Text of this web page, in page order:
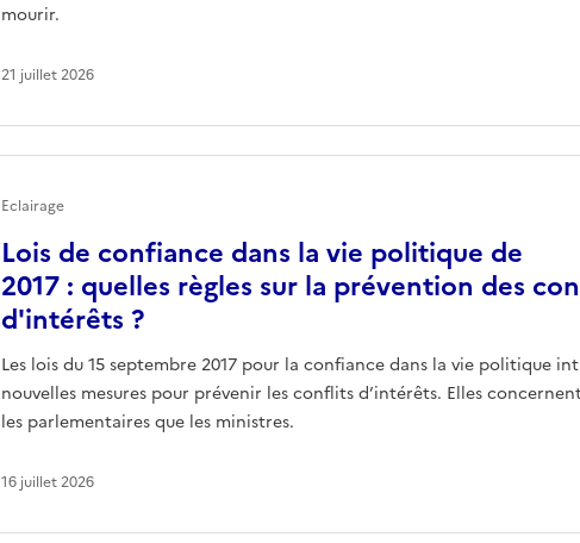
mourir.
21 juillet 2026
Lois de confiance dans la vie politique de
2017 : quelles règles sur la prévention des
d'intérêts ?
Les lois du 15 septembre 2017 pour la confiance dans la vie politique
nouvelles mesures pour prévenir les conflits d’intérêts. Elles
les parlementaires que les ministres.
Eclairage
16 juillet 2026